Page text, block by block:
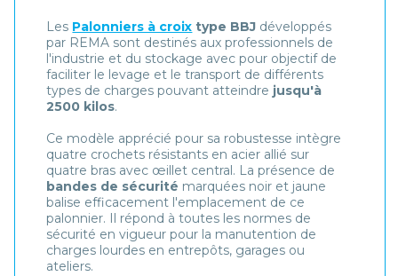
Les Palonniers à croix type BBJ développés
par REMA sont destinés aux professionnels de
l'industrie et du stockage avec pour objectif de
faciliter le levage et le transport de différents
types de charges pouvant atteindre jusqu'à
2500 kilos.
Ce modèle apprécié pour sa robustesse intègre
quatre crochets résistants en acier allié sur
quatre bras avec œillet central. La présence de
bandes de sécurité marquées noir et jaune
balise efficacement l'emplacement de ce
palonnier. Il répond à toutes les normes de
sécurité en vigueur pour la manutention de
charges lourdes en entrepôts, garages ou
ateliers.